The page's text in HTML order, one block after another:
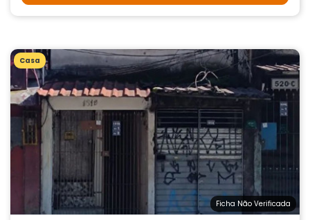
Casa
Ficha Não Verificada